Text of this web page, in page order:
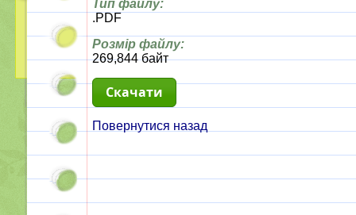
Тип файлу:
.PDF
Розмір файлу:
269,844 байт
Повернутися назад